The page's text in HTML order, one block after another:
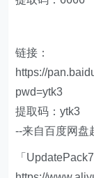
链接：
https://
pwd=ytk3
提取码：ytk3
--来自百度网盘
「